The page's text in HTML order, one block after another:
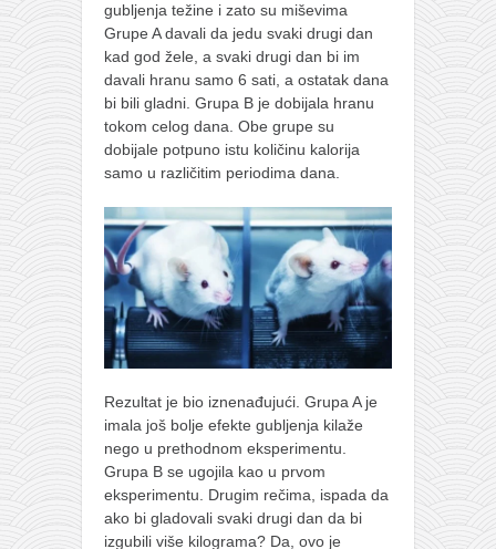
gubljenja težine i zato su miševima
Grupe A davali da jedu svaki drugi dan
kad god žele, a svaki drugi dan bi im
davali hranu samo 6 sati, a ostatak dana
bi bili gladni. Grupa B je dobijala hranu
tokom celog dana. Obe grupe su
dobijale potpuno istu količinu kalorija
samo u različitim periodima dana.
Rezultat je bio iznenađujući. Grupa A je
imala još bolje efekte gubljenja kilaže
nego u prethodnom eksperimentu.
Grupa B se ugojila kao u prvom
eksperimentu. Drugim rečima, ispada da
ako bi gladovali svaki drugi dan da bi
izgubili više kilograma? Da, ovo je